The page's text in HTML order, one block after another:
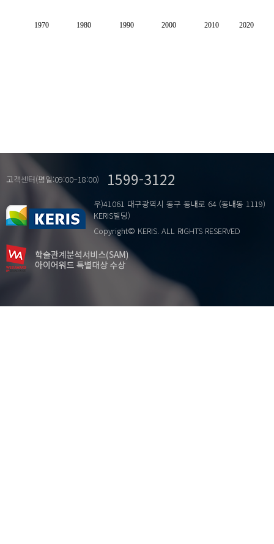
1970 1980 1990 2000 2010 2020
고객센터(평일:09:00~18:00) 1599-3122
우)41061 대구광역시 동구 동내로 64 (동내동 1119)
KERIS빌딩)
Copyright© KERIS. ALL RIGHTS RESERVED